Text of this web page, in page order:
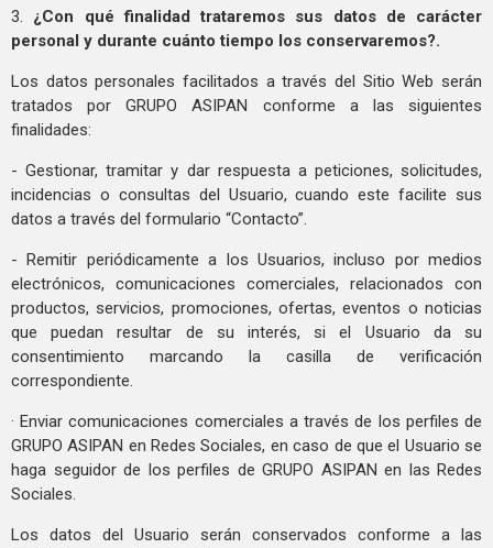
3. ¿Con qué finalidad trataremos sus datos de carácter
personal y durante cuánto tiempo los conservaremos?.
Los datos personales facilitados a través del Sitio Web serán
tratados por GRUPO ASIPAN conforme a las siguientes
finalidades:
- Gestionar, tramitar y dar respuesta a peticiones, solicitudes,
incidencias o consultas del Usuario, cuando este facilite sus
datos a través del formulario “Contacto”.
- Remitir periódicamente a los Usuarios, incluso por medios
electrónicos, comunicaciones comerciales, relacionados con
productos, servicios, promociones, ofertas, eventos o noticias
que puedan resultar de su interés, si el Usuario da su
consentimiento marcando la casilla de verificación
correspondiente.
· Enviar comunicaciones comerciales a través de los perfiles de
GRUPO ASIPAN en Redes Sociales, en caso de que el Usuario se
haga seguidor de los perfiles de GRUPO ASIPAN en las Redes
Sociales.
Los datos del Usuario serán conservados conforme a las